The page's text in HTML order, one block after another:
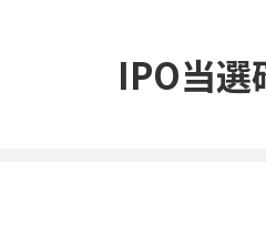
IPO当選